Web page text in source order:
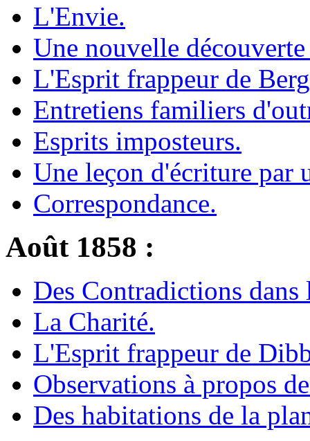
L'Envie.
Une nouvelle
L'Esprit frappeur de
Entretiens familiers
Esprits imposteurs.
Une leçon d'écriture par
Correspondance.
Août 1858 :
Des Contradictions dans
La Charité.
L'Esprit frappeur de
Observations à propos
Des habitations de la